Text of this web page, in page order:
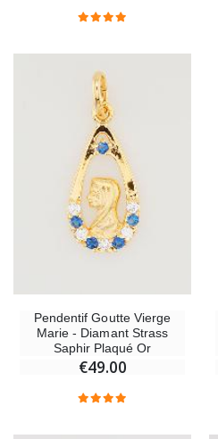
Pendentif Goutte Vierge
Marie - Diamant Strass
Saphir Plaqué Or
€49.00